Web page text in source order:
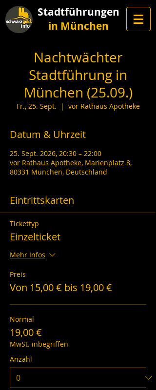
Stadtführungen
in München
Nachtwächter
Stadtführung in
München (25.09.)
Fr., 25. Sept.
  |
vor Rathaus Apotheke
Datum & Uhrzeit
25. Sept. 2026, 20:30 – 22:00
vor Rathaus Apotheke, Marienplatz 8,
80331 München, Deutschland
Eintrittskarten
Tickettyp
Einzelticket
Mehr Infos
Preis
Von 15,00 € bis 19,00 €
Normal
19,00 €
MwSt. inbegriffen
Anzahl